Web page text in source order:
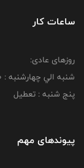
ساعات کار
روزهای عادی:
شنبه الي چهارشنبه : 00: 8 لغايت 16:00
پنج شنبه : تعطیل
پیوندهای مهم